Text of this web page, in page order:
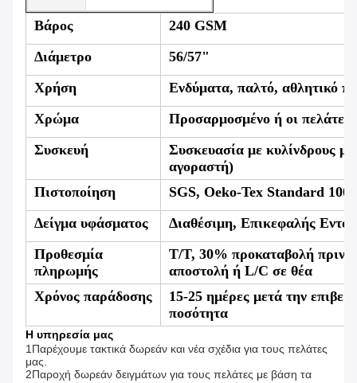
Βάρος
240 GSM
Διάμετρο
56/57"
Χρήση
Ενδύματα, παλτό, αθλητικό
Χρώμα
Προσαρμοσμένο ή οι πελάτες
Συσκευή
Συσκευασία με κυλίνδρους
αγοραστή)
Πιστοποίηση
SGS, Oeko-Tex Standard
Δείγμα υφάσματος
Διαθέσιμη, Επικεφαλής
Προθεσμία
πληρωμής
T/T, 30% προκαταβολή πριν
αποστολή ή L/C σε θέα
Χρόνος παράδοσης
15-25 ημέρες μετά την
ποσότητα
Η υπηρεσία μας
1Παρέχουμε τακτικά δωρεάν και νέα σχέδια για τους πελάτες
μας.
2Παροχή δωρεάν δειγμάτων για τους πελάτες με βάση τα